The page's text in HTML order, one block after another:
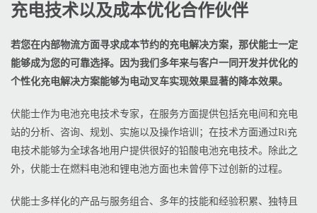
充电技术以及成本优化合作伙伴
若您在内部物流方面寻求成本节约的充电解决方案，那伏能士一定
能够成为您的可靠选择。因为我们多年来与客户一同开发并优化的
个性化充电解决方案能够为电动叉车实现效果显著的降本效果。
伏能士作为电池充电技术专家，在服务方面提供包括充电间和充电
站的分析、咨询、规划、实施以及操作培训；在技术方面通过Ri充
电技术能够为全球各地用户提供很好的铅酸电池充电技术。除此之
外，伏能士在燃料电池和锂电池方面也未曾停下过创新的过程。
伏能士多样化的产品与服务组合、多年的技能和经验积累、独特且